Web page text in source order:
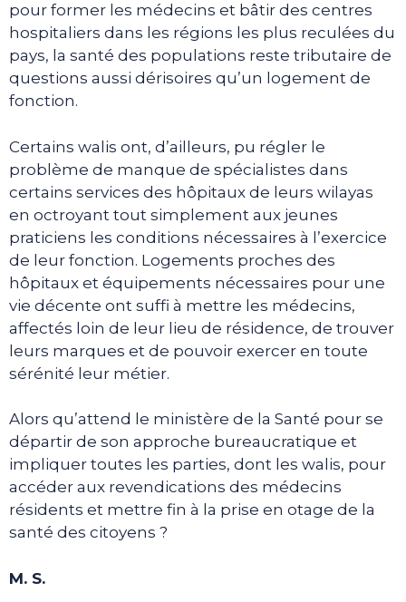
pour former les médecins et bâtir des centres
hospitaliers dans les régions les plus reculées du
pays, la santé des populations reste tributaire de
questions aussi dérisoires qu’un logement de
fonction.
Certains walis ont, d’ailleurs, pu régler le
problème de manque de spécialistes dans
certains services des hôpitaux de leurs wilayas
en octroyant tout simplement aux jeunes
praticiens les conditions nécessaires à l’exercice
de leur fonction. Logements proches des
hôpitaux et équipements nécessaires pour une
vie décente ont suffi à mettre les médecins,
affectés loin de leur lieu de résidence, de trouver
leurs marques et de pouvoir exercer en toute
sérénité leur métier.
Alors qu’attend le ministère de la Santé pour se
départir de son approche bureaucratique et
impliquer toutes les parties, dont les walis, pour
accéder aux revendications des médecins
résidents et mettre fin à la prise en otage de la
santé des citoyens ?
M. S.